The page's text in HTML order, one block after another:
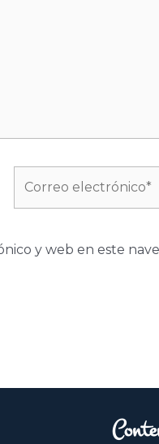
electrónico*
y web en este